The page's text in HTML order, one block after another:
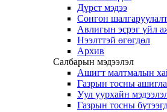
Дүрст мэдээ
Сонгон шалгаруулалт
Авлигын эсрэг үйл
Нээлттэй өгөгдөл
Архив
Салбарын мэдээлэл
Ашигт малтмалын
Газрын тосны
Уул уурхайн
Газрын тосны